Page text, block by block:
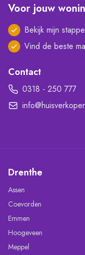
Voor jouw
Bekijk mijn
Vind de beste
Contact
0318 - 250 777
Drenthe
Assen
Coevorden
Emmen
Hoogeveen
Meppel